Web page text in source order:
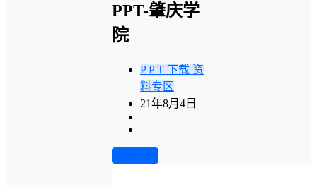
PPT-肇庆学
院
P P T 下载 资
料专区
21年8月4日